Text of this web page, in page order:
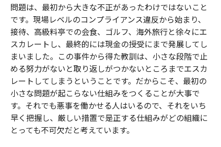
問題は、最初から大きな不正があったわけではないこと
です。現場レベルのコンプライアンス違反から始まり、
接待、高級料亭での会食、ゴルフ、海外旅行と徐々にエ
スカレートし、最終的には現金の授受にまで発展してし
まいました。この事件から得た教訓は、小さな段階で止
める努力がないと取り返しがつかないところまでエスカ
レートしてしまうということです。だからこそ、最初の
小さな問題が起こらない仕組みをつくることが大事で
す。それでも悪事を働かせる人はいるので、それをいち
早く把握し、厳しい措置で是正する仕組みがどの組織に
とっても不可欠だと考えています。